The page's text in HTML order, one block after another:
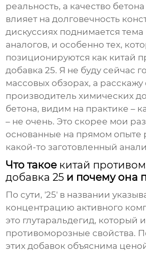
реальность, а качество
влияет на долговечность
дискуссиях поднимается тема
аналогов, и особенно тех,
позиционируются как китай
добавка 25. Я не буду сейчас
массовых обзорах, а расскажу
производитель химических
бетона, видим на практике –
– не очень. Это скорее мои
основанные на прямом опыте
какой-то заготовленный
Что такое китай
добавка 25 и почему она
По сути, '25' в названии
концентрацию активного
это глутаральдегид, который
противоморозные свойства.
этих добавок объяснима